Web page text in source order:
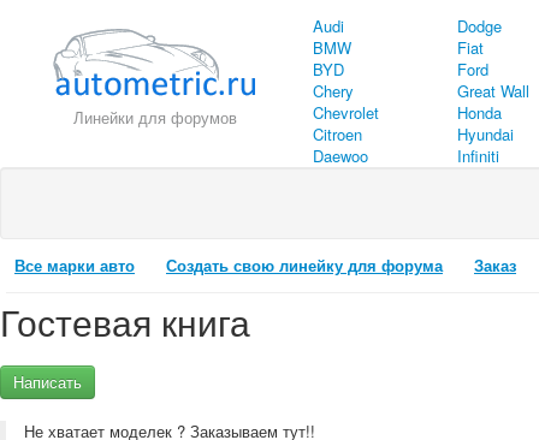
Линейки для форумов
Audi
BMW
BYD
Chery
Chevrolet
Citroen
Daewoo
Dodge
Fiat
Ford
Great Wall
Honda
Hyundai
Infiniti
Все марки авто Создать свою линейку для форума Заказ
Гостевая книга
Написать
Не хватает моделек ? Заказываем тут!!